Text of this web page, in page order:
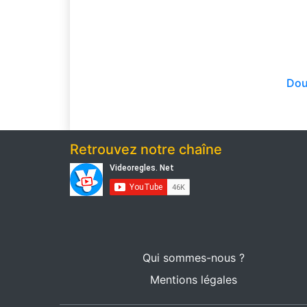
Retrouvez notre chaîne
Qui sommes-nous ?
Mentions légales